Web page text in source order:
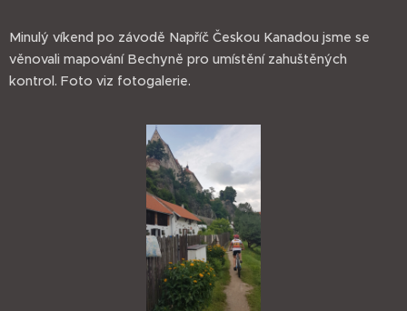
Minulý víkend po závodě Napříč Českou Kanadou jsme se
věnovali mapování Bechyně pro umístění zahuštěných
kontrol. Foto viz fotogalerie.